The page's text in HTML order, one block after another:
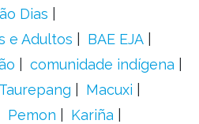
Dias
e Adultos
BAE EJA
comunidade indígena
Taurepang
Macuxi
Pemon
Kariña